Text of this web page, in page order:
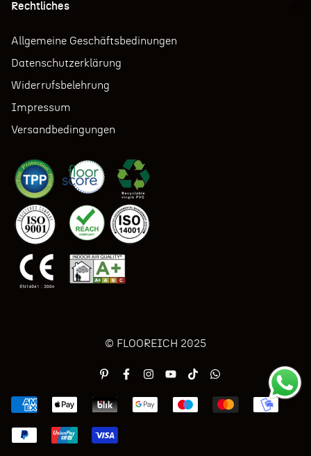
Rechtliches
Allgemeine Geschäftsbedinungen
Datenschutzerklärung
Widerrufsbelehrung
Impressum
Versandbedingungen
© FLOOREICH 2025